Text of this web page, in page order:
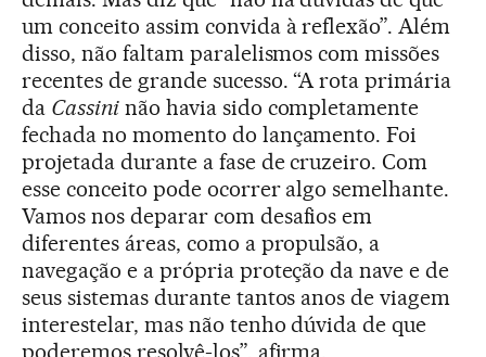
um conceito assim convida à reflexão”. Além
disso, não faltam paralelismos com missões
recentes de grande sucesso. “A rota primária
da Cassininão havia sido completamente
fechada no momento do lançamento. Foi
projetada durante a fase de cruzeiro. Com
esse conceito pode ocorrer algo semelhante.
Vamos nos deparar com desafios em
diferentes áreas, como a propulsão, a
navegação e a própria proteção da nave e de
seus sistemas durante tantos anos de viagem
interestelar, mas não tenho dúvida de que
poderemos resolvê-los”, afirma.